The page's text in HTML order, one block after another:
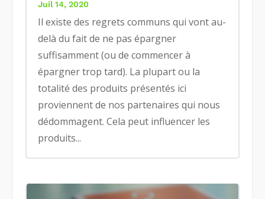
Juil 14, 2020
Il existe des regrets communs qui vont au-
delà du fait de ne pas épargner
suffisamment (ou de commencer à
épargner trop tard). La plupart ou la
totalité des produits présentés ici
proviennent de nos partenaires qui nous
dédommagent. Cela peut influencer les
produits...